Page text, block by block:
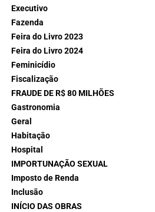
Executivo
Fazenda
Feira do Livro 2023
Feira do Livro 2024
Feminicídio
Fiscalização
FRAUDE DE R$ 80 MILHÕES
Gastronomia
Geral
Habitação
Hospital
IMPORTUNAÇÃO SEXUAL
Imposto de Renda
Inclusão
INÍCIO DAS OBRAS